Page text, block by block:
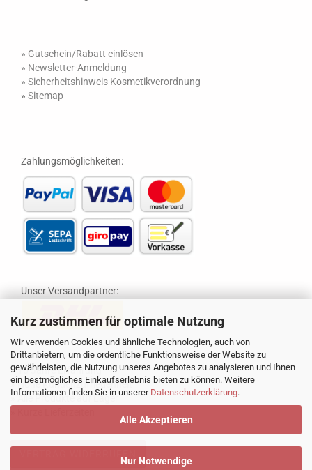
Kurz zustimmen für optimale Nutzung
Wir verwenden Cookies und ähnliche Technologien, auch von
Drittanbietern, um die ordentliche Funktionsweise der Website zu
gewährleisten, die Nutzung unseres Angebotes zu analysieren und Ihnen
ein bestmögliches Einkaufserlebnis bieten zu können. Weitere
Informationen finden Sie in unserer Datenschutzerklärung.
Alle Akzeptieren
Nur Notwendige
» Gutschein/Rabatt einlösen
» Newsletter-Anmeldung
» Sicherheitshinweis Kosmetikverordnung
» Sitemap
Zahlungsmöglichkeiten:
Unser Versandpartner:
» 16 Jahre Erfahrung
» Hohe Kundenzufriedenheit
» Alle Produkte auf Lager